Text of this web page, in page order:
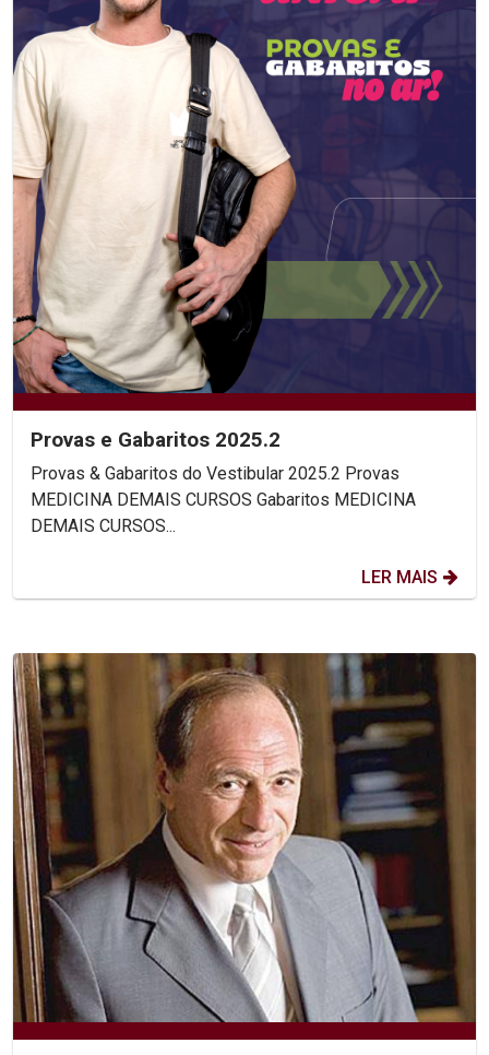
Provas e Gabaritos 2025.2
Provas & Gabaritos do Vestibular 2025.2 Provas
MEDICINA DEMAIS CURSOS Gabaritos MEDICINA
DEMAIS CURSOS...
LER MAIS